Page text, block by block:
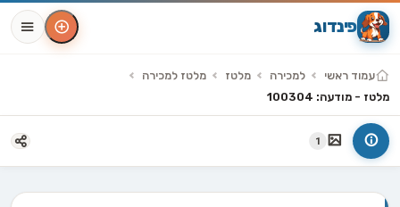
פינדוג
עמוד ראשי למכירה מלטז
מלטז למכירה
מלטז - מודעה: 100304
1